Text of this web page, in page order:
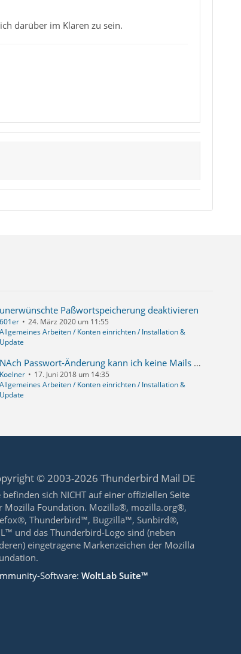
darüber im Klaren zu sein.
unerwünschte Paßwortspeicherung deaktivieren
601er
24. März 2020 um 11:55
Allgemeines Arbeiten / Konten einrichten / Installation &
Update
NAch Passwort-Änderung kann ich keine Mails mehr versenden
Koelner
17. Juni 2018 um 14:35
Allgemeines Arbeiten / Konten einrichten / Installation &
Update
© 2003-2026 Thunderbird Mail DE
befinden sich NICHT auf einer offiziellen Seite
Mozilla Foundation. Mozilla®, mozilla.org®,
Thunderbird™, Bugzilla™, Sunbird®,
und das Thunderbird-Logo sind (neben
eingetragene Markenzeichen der Mozilla
Software:WoltLab Suite™